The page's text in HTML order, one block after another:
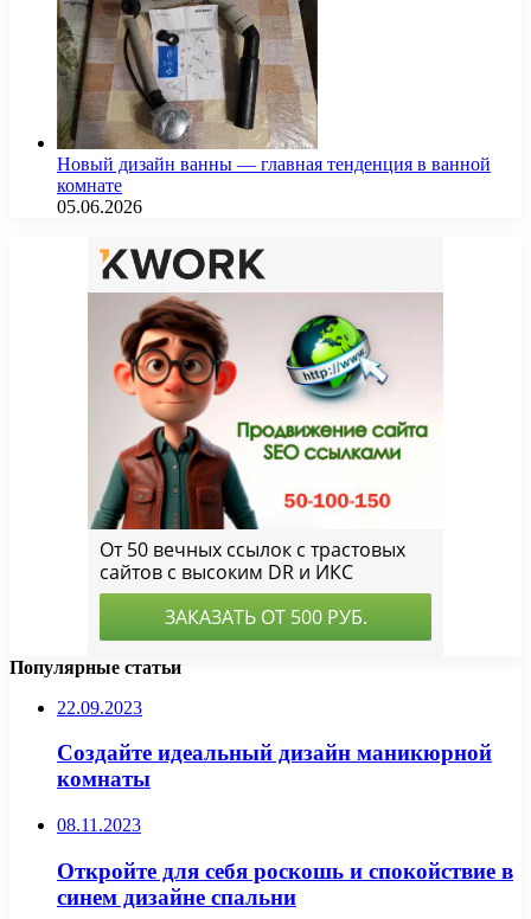
Новый дизайн ванны — главная тенденция в ванной
комнате
05.06.2026
Популярные статьи
22.09.2023
Создайте идеальный дизайн маникюрной
комнаты
08.11.2023
Откройте для себя роскошь и спокойствие в
синем дизайне спальни